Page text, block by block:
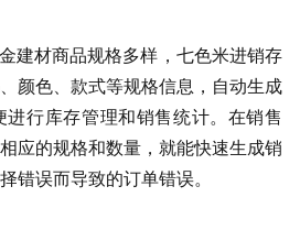
金建材商品规格多样，七色米进销存
颜色、款式等规格信息，自动生成
行库存管理和销售统计。在销售
应的规格和数量，就能快速生成销
错误而导致的订单错误。